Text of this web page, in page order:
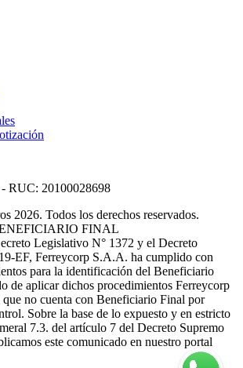
RUC: 20100028698
2026. Todos los derechos reservados.
FINAL
Legislativo N° 1372 y el Decreto
EF, Ferreycorp S.A.A. ha cumplido con
para la identificación del Beneficiario
de aplicar dichos procedimientos Ferreycorp
no cuenta con Beneficiario Final por
Sobre la base de lo expuesto y en estricto
7.3. del artículo 7 del Decreto Supremo
este comunicado en nuestro portal